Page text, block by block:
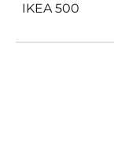
IKEA 500